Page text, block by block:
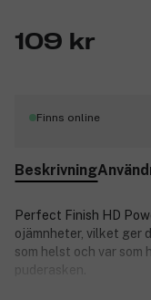
109 kr
Finns online
Beskrivning
Perfect Finish HD
ojämnheter, vilket ger
som helst och var som